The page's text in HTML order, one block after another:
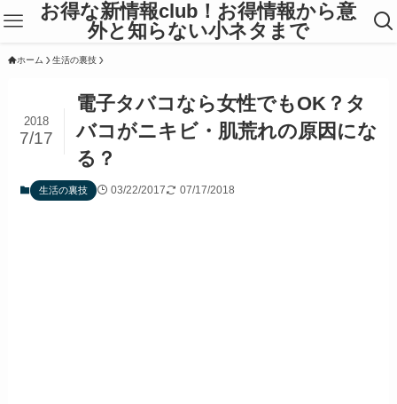
お得な新情報club！お得情報から意
外と知らない小ネタまで
ホーム 生活の裏技
電子タバコなら女性でもOK？タ
バコがニキビ・肌荒れの原因にな
る？
2018
7/17
生活の裏技 03/22/2017 07/17/2018